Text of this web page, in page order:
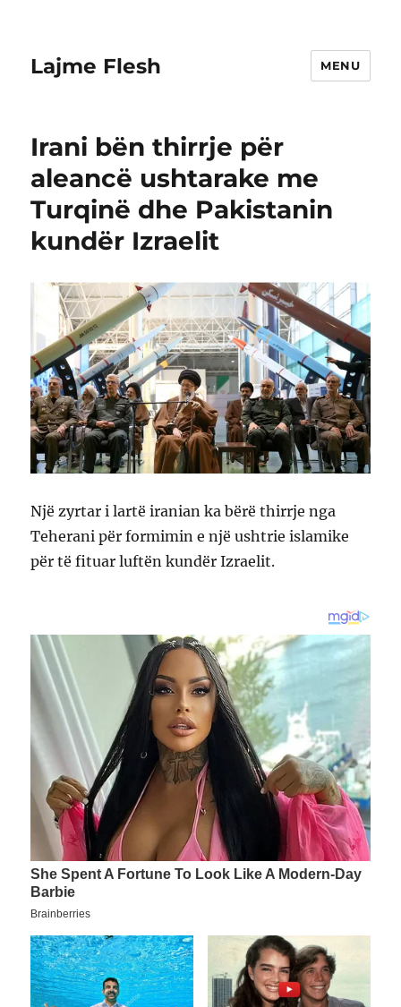
Lajme Flesh MENU
Irani bën thirrje për
aleancë ushtarake me
Turqinë dhe Pakistanin
kundër Izraelit
Një zyrtar i lartë iranian ka bërë thirrje nga
Teherani për formimin e një ushtrie islamike
për të fituar luftën kundër Izraelit.